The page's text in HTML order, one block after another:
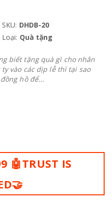
SKU: DHDB-20
Loại: Quà tặng
biết tặng quà gì cho nhân
vào các dịp lễ thì tại sao
hồ để...
🤖TRUST IS